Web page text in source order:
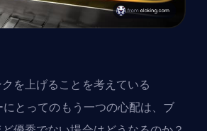
を上げることを考えている
とってのもう一つの心配は、ブ